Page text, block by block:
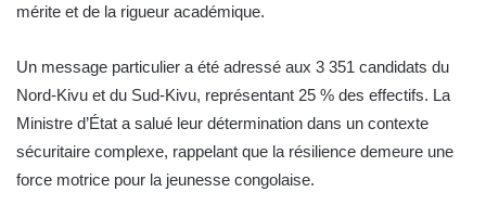
mérite et de la rigueur académique.
Un message particulier a été adressé aux 3 351 candidats du
Nord-Kivu et du Sud-Kivu, représentant 25 % des effectifs. La
Ministre d’État a salué leur détermination dans un contexte
sécuritaire complexe, rappelant que la résilience demeure une
force motrice pour la jeunesse congolaise.